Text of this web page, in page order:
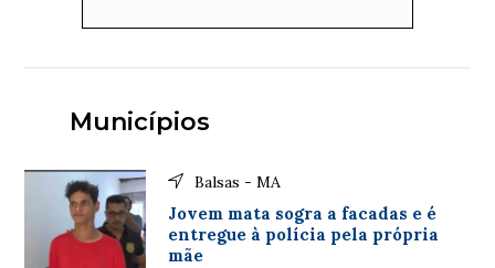
Municípios
Balsas - MA
Jovem mata sogra a facadas e é
entregue à polícia pela própria
mãe